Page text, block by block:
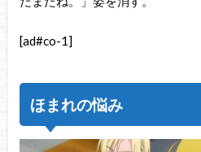
[ad#co-1]
ほまれの悩み